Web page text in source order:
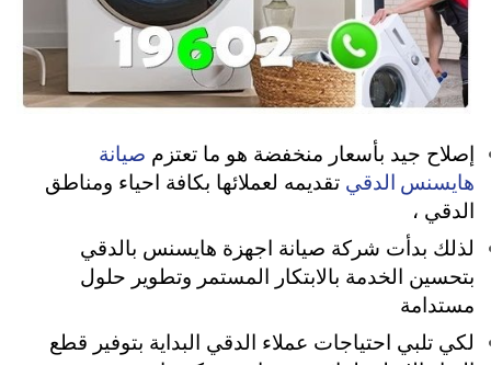
إصلاح جيد بأسعار منخفضة هو ما تعتزم صيانة
هايسنس الدقي تقديمه لعملائها بكافة احياء ومناطق
الدقي ،
لذلك بدأت شركة صيانة اجهزة هايسنس بالدقي
بتحسين الخدمة بالابتكار المستمر وتطوير حلول
مستدامة
لكي تلبي احتياجات عملاء الدقي البداية بتوفير قطع